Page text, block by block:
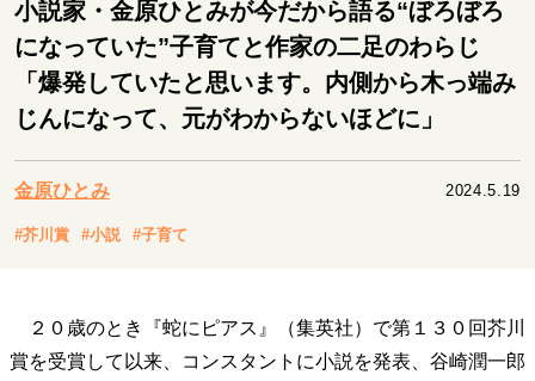
表現者の葛藤
人生が動いた日 10代の挫折と原点
キャリア・働き方
大人の学び直し
リーダーの流儀 変革の原動力
次世代へのバトン
トップが描く未来
小説家・金原ひとみが今だから語る“ぼろぼろ
になっていた”子育てと作家の二足のわらじ
「爆発していたと思います。内側から木っ端み
じんになって、元がわからないほどに」
金原ひとみ 2024.5.19
#芥川賞 #小説 #子育て
２０歳のとき『蛇にピアス』（集英社）で第１３０回芥川
賞を受賞して以来、コンスタントに小説を発表、谷崎潤一郎